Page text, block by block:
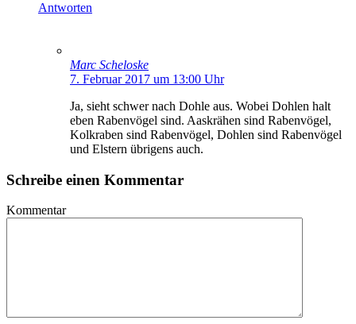
Antworten
Marc Scheloske
7. Februar 2017 um 13:00 Uhr
Ja, sieht schwer nach Dohle aus. Wobei Dohlen halt
eben Rabenvögel sind. Aaskrähen sind Rabenvögel,
Kolkraben sind Rabenvögel, Dohlen sind Rabenvögel
und Elstern übrigens auch.
Schreibe einen Kommentar
Kommentar